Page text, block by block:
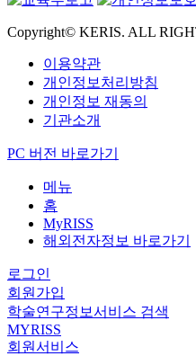
Copyright© KERIS. ALL
이용약관
개인정보처리방침
개인정보 재동의
기관소개
PC 버전 바로가기
메뉴
홈
MyRISS
해외전자정보 바로가기
로그인
회원가입
학술연구정보서비스 검색
MYRISS
회원서비스